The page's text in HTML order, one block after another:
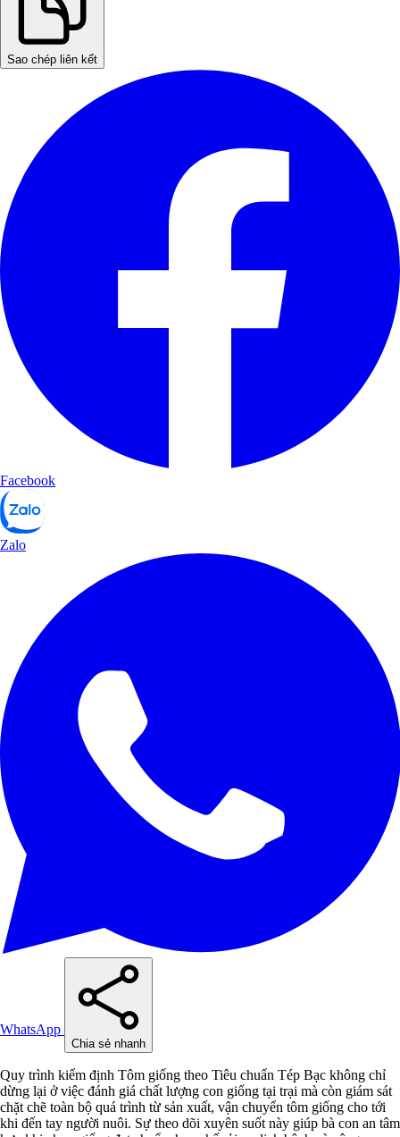
Sao chép liên kết
Facebook
Zalo
WhatsApp
Chia sẻ nhanh
Quy trình kiểm định Tôm giống theo Tiêu chuẩn Tép Bạc không chỉ
dừng lại ở việc đánh giá chất lượng con giống tại trại mà còn giám sát
chặt chẽ toàn bộ quá trình từ sản xuất, vận chuyển tôm giống cho tới
khi đến tay người nuôi. Sự theo dõi xuyên suốt này giúp bà con an tâm